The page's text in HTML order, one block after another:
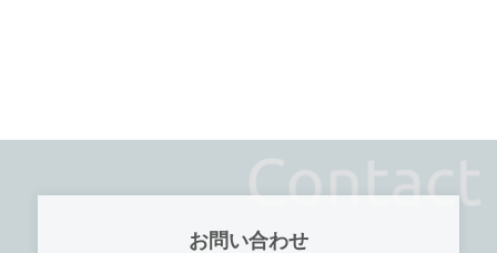
お問い合わせ